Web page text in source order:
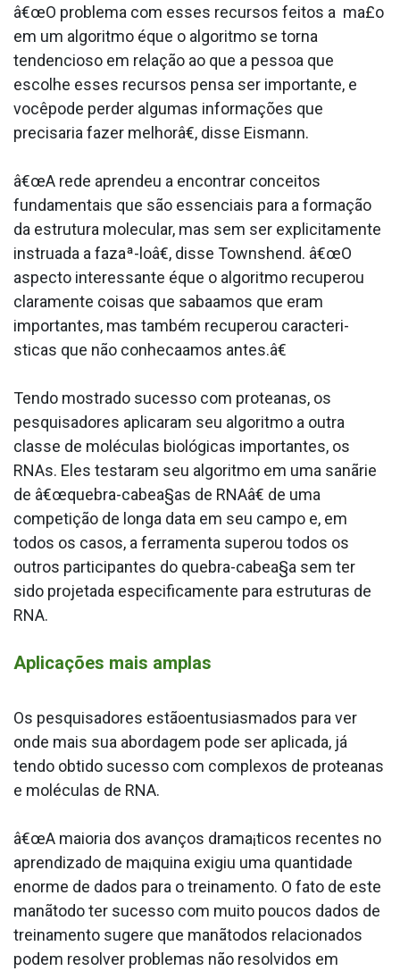
â€œO problema com esses recursos feitos a ma£o
em um algoritmo éque o algoritmo se torna
tendencioso em relação ao que a pessoa que
escolhe esses recursos pensa ser importante, e
vocêpode perder algumas informações que
precisaria fazer melhorâ€, disse Eismann.
â€œA rede aprendeu a encontrar conceitos
fundamentais que são essenciais para a formação
da estrutura molecular, mas sem ser explicitamente
instrua­da a fazaª-loâ€, disse Townshend. â€œO
aspecto interessante éque o algoritmo recuperou
claramente coisas que saba­amos que eram
importantes, mas também recuperou caracteri­
sticas que não conheca­amos antes.â€
Tendo mostrado sucesso com protea­nas, os
pesquisadores aplicaram seu algoritmo a outra
classe de moléculas biológicas importantes, os
RNAs. Eles testaram seu algoritmo em uma sanãrie
de â€œquebra-cabea§as de RNAâ€ de uma
competição de longa data em seu campo e, em
todos os casos, a ferramenta superou todos os
outros participantes do quebra-cabea§a sem ter
sido projetada especificamente para estruturas de
RNA.
Aplicações mais amplas
Os pesquisadores estãoentusiasmados para ver
onde mais sua abordagem pode ser aplicada, já
tendo obtido sucesso com complexos de protea­nas
e moléculas de RNA.
â€œA maioria dos avanços drama¡ticos recentes no
aprendizado de ma¡quina exigiu uma quantidade
enorme de dados para o treinamento. O fato de este
manãtodo ter sucesso com muito poucos dados de
treinamento sugere que manãtodos relacionados
podem resolver problemas não resolvidos em